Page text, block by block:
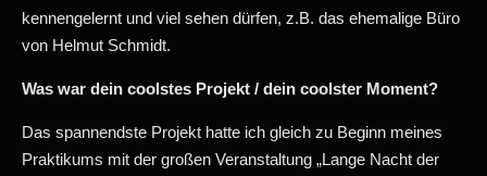
kennengelernt und viel sehen dürfen, z.B. das ehemalige Büro
von Helmut Schmidt.
Was war dein coolstes Projekt / dein coolster Moment?
Das spannendste Projekt hatte ich gleich zu Beginn meines
Praktikums mit der großen Veranstaltung „Lange Nacht der